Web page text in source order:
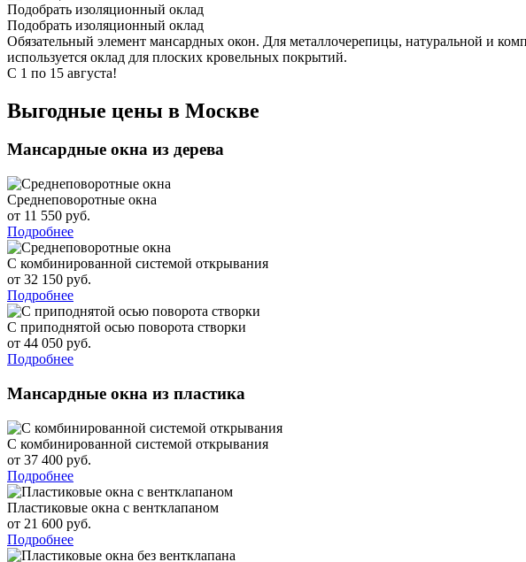
Подобрать изоляционный оклад
Подобрать изоляционный оклад
Обязательный элемент мансардных окон. Для металлочерепицы, натуральной и
используется оклад для плоских кровельных покрытий.
С 1 по 15 августа!
Выгодные цены в Москве
Мансардные окна из дерева
Среднеповоротные окна
от 11 550 руб.
Подробнее
С комбинированной системой открывания
от 32 150 руб.
Подробнее
С приподнятой осью поворота створки
от 44 050 руб.
Подробнее
Мансардные окна из пластика
С комбинированной системой открывания
от 37 400 руб.
Подробнее
Пластиковые окна с вентклапаном
от 21 600 руб.
Подробнее